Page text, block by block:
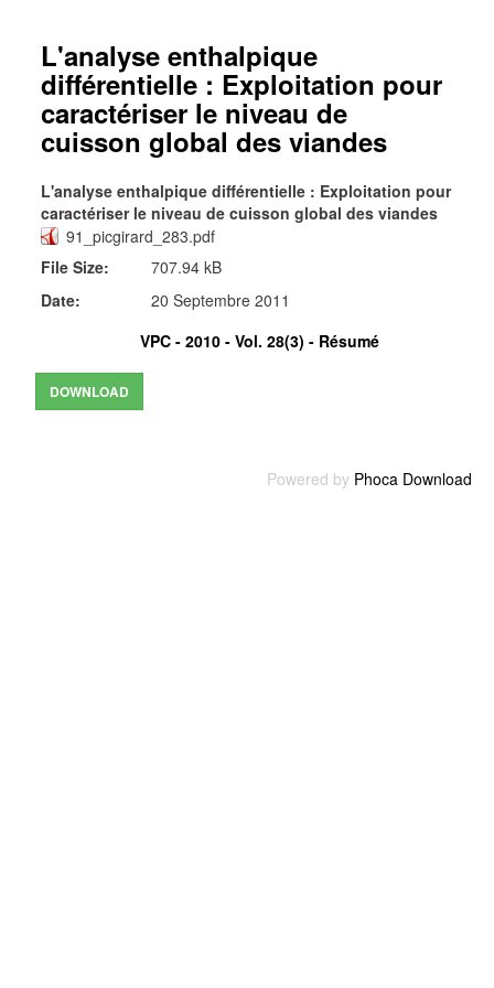
L'analyse enthalpique
différentielle : Exploitation pour
caractériser le niveau de
cuisson global des viandes
L'analyse enthalpique différentielle : Exploitation pour
caractériser le niveau de cuisson global des viandes
91_picgirard_283.pdf
File Size:
707.94 kB
Date:
20 Septembre 2011
VPC - 2010 - Vol. 28(3) - Résumé
Powered by Phoca Download